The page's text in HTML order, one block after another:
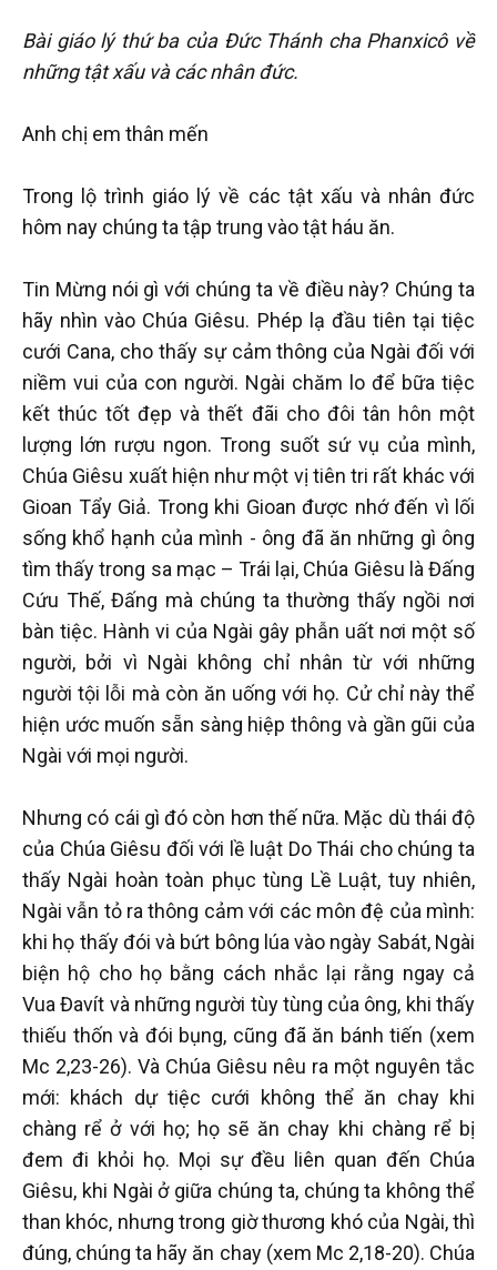
Bài giáo lý thứ ba của Đức Thánh cha Phanxicô về
những tật xấu và các nhân đức.
Anh chị em thân mến
Trong lộ trình giáo lý về các tật xấu và nhân đức
hôm nay chúng ta tập trung vào tật háu ăn.
Tin Mừng nói gì với chúng ta về điều này? Chúng ta
hãy nhìn vào Chúa Giêsu. Phép lạ đầu tiên tại tiệc
cưới Cana, cho thấy sự cảm thông của Ngài đối với
niềm vui của con người. Ngài chăm lo để bữa tiệc
kết thúc tốt đẹp và thết đãi cho đôi tân hôn một
lượng lớn rượu ngon. Trong suốt sứ vụ của mình,
Chúa Giêsu xuất hiện như một vị tiên tri rất khác với
Gioan Tẩy Giả. Trong khi Gioan được nhớ đến vì lối
sống khổ hạnh của mình - ông đã ăn những gì ông
tìm thấy trong sa mạc – Trái lại, Chúa Giêsu là Đấng
Cứu Thế, Đấng mà chúng ta thường thấy ngồi nơi
bàn tiệc. Hành vi của Ngài gây phẫn uất nơi một số
người, bởi vì Ngài không chỉ nhân từ với những
người tội lỗi mà còn ăn uống với họ. Cử chỉ này thể
hiện ước muốn sẵn sàng hiệp thông và gần gũi của
Ngài với mọi người.
Nhưng có cái gì đó còn hơn thế nữa. Mặc dù thái độ
của Chúa Giêsu đối với lề luật Do Thái cho chúng ta
thấy Ngài hoàn toàn phục tùng Lề Luật, tuy nhiên,
Ngài vẫn tỏ ra thông cảm với các môn đệ của mình:
khi họ thấy đói và bứt bông lúa vào ngày Sabát, Ngài
biện hộ cho họ bằng cách nhắc lại rằng ngay cả
Vua Đavít và những người tùy tùng của ông, khi thấy
thiếu thốn và đói bụng, cũng đã ăn bánh tiến (xem
Mc 2,23-26). Và Chúa Giêsu nêu ra một nguyên tắc
mới: khách dự tiệc cưới không thể ăn chay khi
chàng rể ở với họ; họ sẽ ăn chay khi chàng rể bị
đem đi khỏi họ. Mọi sự đều liên quan đến Chúa
Giêsu, khi Ngài ở giữa chúng ta, chúng ta không thể
than khóc, nhưng trong giờ thương khó của Ngài, thì
đúng, chúng ta hãy ăn chay (xem Mc 2,18-20). Chúa